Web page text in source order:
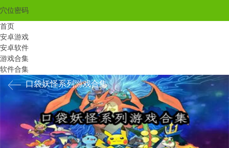
穴位密码
首页
安卓游戏
安卓软件
游戏合集
软件合集
口袋妖怪系列游戏合集
口袋妖怪作为玩家们小时候十分熟悉的一个游戏IP，不管
是动漫还是相关的各类游戏都有着很多的拥趸。这次帮助玩家
们整理了一些口袋妖怪相关的游戏推荐给大家，喜欢此类游戏
的玩家可千万不能错过。快来其中下载体验一番吧！